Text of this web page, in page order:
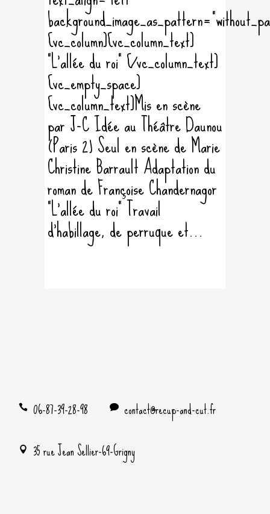
[vc_column][vc_column_text]
"L'allée du roi" [/vc_column_text]
[vc_empty_space]
[vc_column_text]Mis en scène
par J-C Idée au Théâtre Daunou
(Paris 2) Seul en scène de Marie
Christine Barrault Adaptation du
roman de Françoise Chandernagor
"L'allée du roi" Travail
d'habillage, de perruque et...
06-87-39-28-98
contact@recup-and-cut.fr
35 rue Jean Sellier-69-Grigny